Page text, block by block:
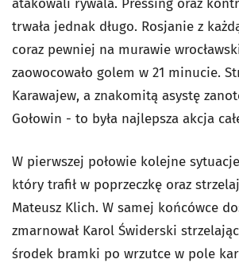
atakowali rywala. Pressing oraz
trwała jednak długo. Rosjanie z
coraz pewniej na murawie
zaowocowało golem w 21 minucie.
Karawajew, a znakomitą asystę
Gołowin - to była najlepsza akcja
W pierwszej połowie kolejne
który trafił w poprzeczkę oraz
Mateusz Klich. W samej końcówce
zmarnował Karol Świderski
środek bramki po wrzutce w pole